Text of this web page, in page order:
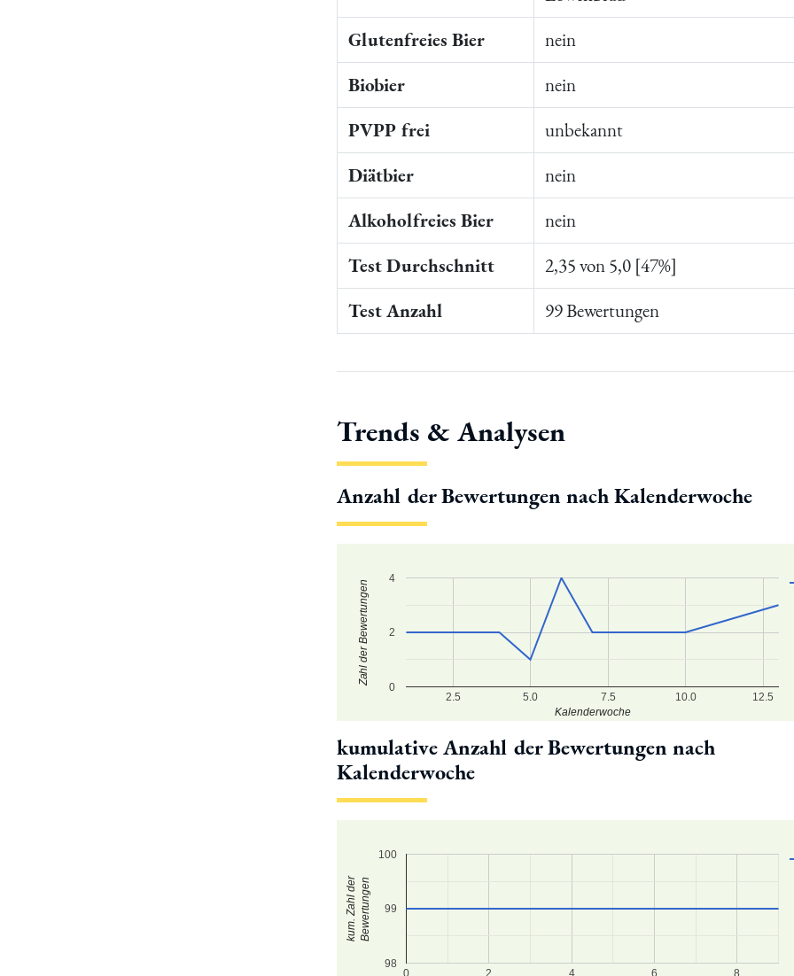
Glutenfreies Bier
nein
Biobier
nein
PVPP frei
unbekannt
Diätbier
nein
Alkoholfreies Bier
nein
Test Durchschnitt
2,35 von 5,0 [47%]
Test Anzahl
99 Bewertungen
Trends & Analysen
Anzahl der Bewertungen nach Kalenderwoche
2.5 5.0 7.5 10.0 12.5
0
2
4
Kalenderwoche
Zahl der Bewertungen
kumulative Anzahl der Bewertungen nach
Kalenderwoche
0 2 4 6 8
98
99
100
kum. Zahl derBewertungen